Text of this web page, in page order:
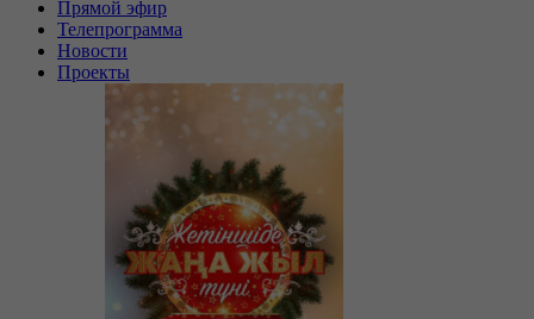
Прямой эфир
Телепрограмма
Новости
Проекты